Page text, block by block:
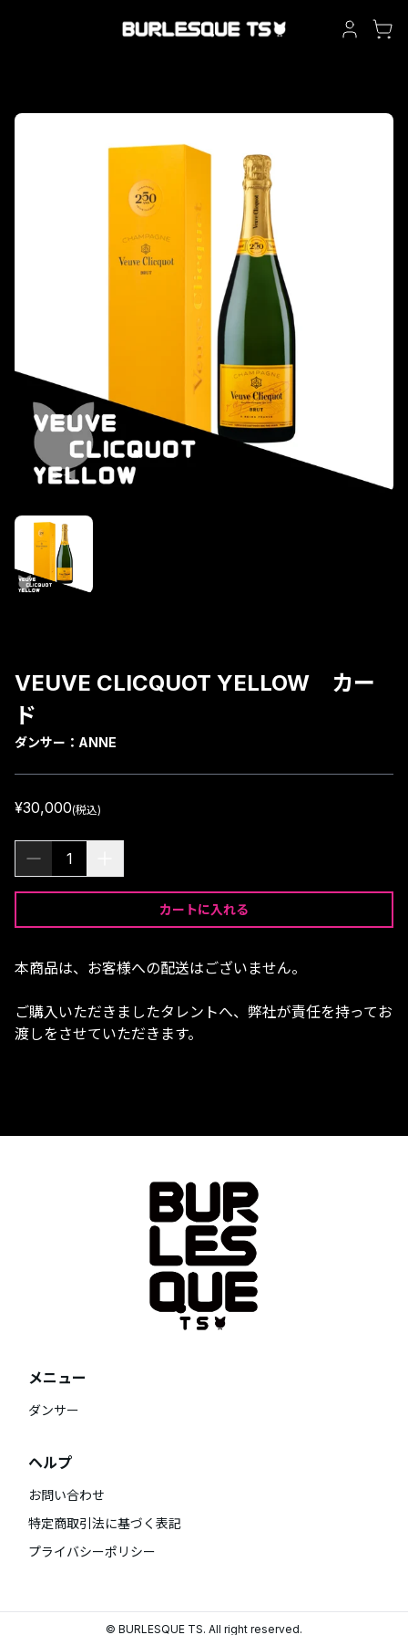
VEUVE CLICQUOT YELLOW カー
ド
ダンサー： ANNE
¥30,000(税込)
1
カートに入れる
本商品は、お客様への配送はございません。
ご購入いただきましたタレントへ、弊社が責任を持ってお
渡しをさせていただきます。
メニュー
ダンサー
ヘルプ
お問い合わせ
特定商取引法に基づく表記
プライバシーポリシー
© BURLESQUE TS. All right reserved.